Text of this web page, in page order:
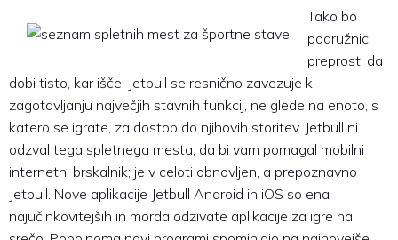
Tako bo
podružnici
preprost, da
dobi tisto, kar išče. Jetbull se resnično zavezuje k
zagotavljanju največjih stavnih funkcij, ne glede na enoto, s
katero se igrate, za dostop do njihovih storitev. Jetbull ni
odzval tega spletnega mesta, da bi vam pomagal mobilni
internetni brskalnik; je v celoti obnovljen, a prepoznavno
Jetbull. Nove aplikacije Jetbull Android in iOS so ena
najučinkovitejših in morda odzivate aplikacije za igre na